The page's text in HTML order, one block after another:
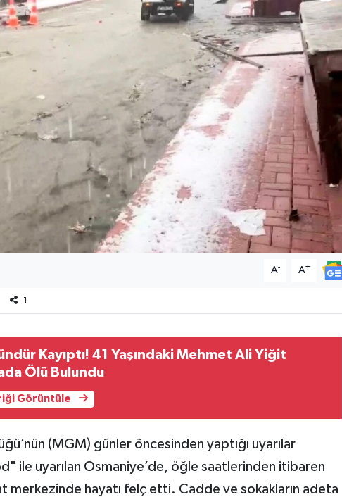
A- A+
1
Kayıptı! 41 Yaşındaki Mehmet Ali Yiğit
Ölü Bulundu
Görüntüle
(MGM) günler öncesinden yaptığı uyarılar
ile uyarılan Osmaniye’de, öğle saatlerinden itibaren
merkezinde hayatı felç etti. Cadde ve sokakların adeta